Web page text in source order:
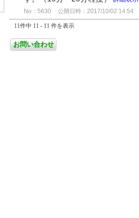
No：5630 公開日時：2017/10/02 14:54
11件中 11 - 11 件を表示